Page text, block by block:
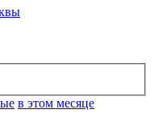
в этом месяце